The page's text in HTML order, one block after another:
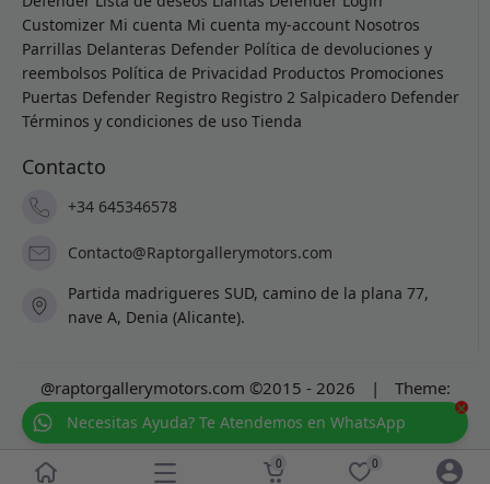
0 0
Necesitas Ayuda? Te Atendemos en WhatsApp
×
Customizer Mi cuenta Mi cuenta my-account Nosotros
Parrillas Delanteras Defender Política de devoluciones y
reembolsos Política de Privacidad Productos Promociones
Puertas Defender Registro Registro 2 Salpicadero Defender
Términos y condiciones de uso Tienda
Contacto
+34 645346578
Contacto@Raptorgallerymotors.com
Partida madrigueres SUD, camino de la plana 77,
nave A, Denia (Alicante).
@raptorgallerymotors.com ©2015 - 2026 |
Theme:
Prosale byfull100ack